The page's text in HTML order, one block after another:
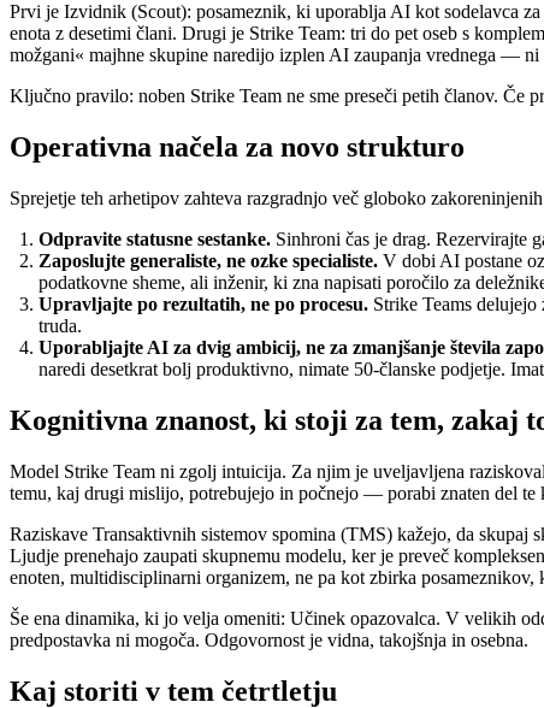
Prvi je Izvidnik (Scout): posameznik, ki uporablja AI kot sodelavca
enota z desetimi člani. Drugi je Strike Team: tri do pet oseb s
možgani« majhne skupine naredijo izplen AI zaupanja vrednega —
Ključno pravilo: noben Strike Team ne sme preseči petih članov. Če
Operativna načela za novo strukturo
Sprejetje teh arhetipov zahteva razgradnjo več globoko
Odpravite statusne sestanke. Sinhroni čas je drag. Rezervirajte
Zaposlujte generaliste, ne ozke specialiste. V dobi AI postane
podatkovne sheme, ali inženir, ki zna napisati poročilo za
Upravljajte po rezultatih, ne po procesu. Strike Teams
truda.
Uporabljajte AI za dvig ambicij, ne za zmanjšanje števila
naredi desetkrat bolj produktivno, nimate 50-članske podjetje.
Kognitivna znanost, ki stoji za tem, zakaj
Model Strike Team ni zgolj intuicija. Za njim je uveljavljena
temu, kaj drugi mislijo, potrebujejo in počnejo — porabi znaten del
Raziskave Transaktivnih sistemov spomina (TMS) kažejo, da
Ljudje prenehajo zaupati skupnemu modelu, ker je preveč
enoten, multidisciplinarni organizem, ne pa kot zbirka
Še ena dinamika, ki jo velja omeniti: Učinek opazovalca. V velikih
predpostavka ni mogoča. Odgovornost je vidna, takojšnja in osebna.
Kaj storiti v tem četrtletju